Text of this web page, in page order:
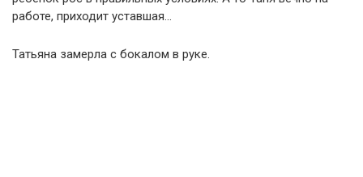
работе, приходит уставшая…
Татьяна замерла с бокалом в руке.